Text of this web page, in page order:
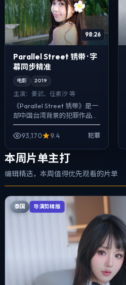
98:26
Parallel Street 锈带 · 字
幕同步精准
电影 2019
主演： 姜武、任素汐 等
《Parallel Street 锈带》是一
部中国台湾背景的犯罪作品，
2019年公映，由朴赞郁执导，
姜武、任素汐、谭卓等主演。
93,170 9.4 犯罪
本周片单主打
编辑精选，本周值得优先观看的片单
泰国 导演剪辑版